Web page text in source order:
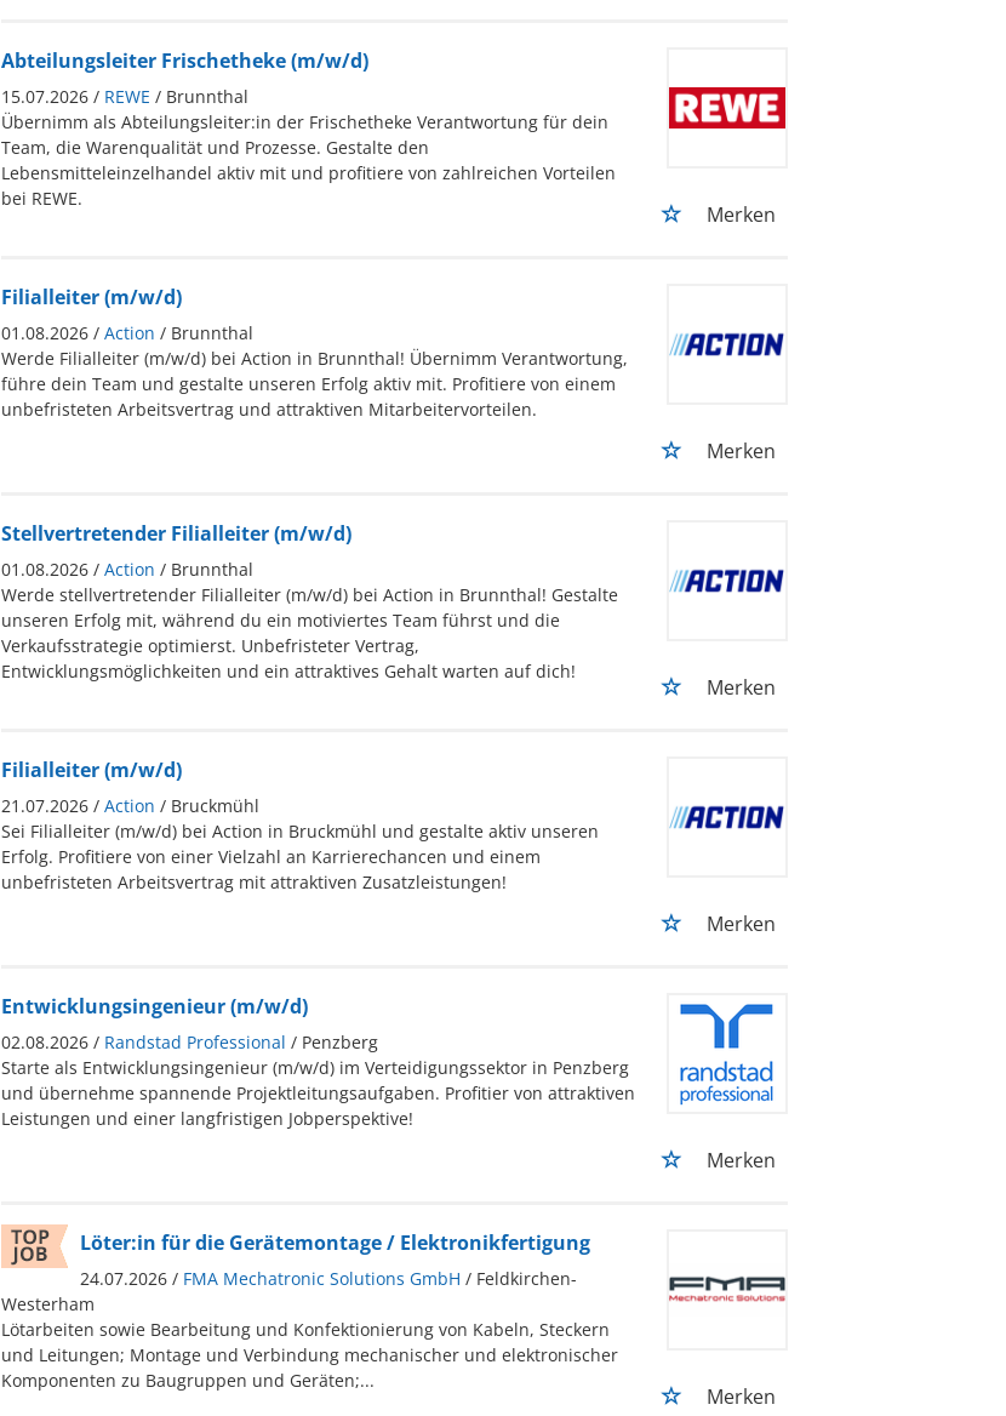
Abteilungsleiter Frischetheke (m/w/d)
15.07.2026 / REWE / Brunnthal
Übernimm als Abteilungsleiter:in der Frischetheke Verantwortung für dein
Team, die Warenqualität und Prozesse. Gestalte den
Lebensmitteleinzelhandel aktiv mit und profitiere von zahlreichen Vorteilen
bei REWE.
Merken
Filialleiter (m/w/d)
01.08.2026 / Action / Brunnthal
Werde Filialleiter (m/w/d) bei Action in Brunnthal! Übernimm Verantwortung,
führe dein Team und gestalte unseren Erfolg aktiv mit. Profitiere von einem
unbefristeten Arbeitsvertrag und attraktiven Mitarbeitervorteilen.
Merken
Stellvertretender Filialleiter (m/w/d)
01.08.2026 / Action / Brunnthal
Werde stellvertretender Filialleiter (m/w/d) bei Action in Brunnthal! Gestalte
unseren Erfolg mit, während du ein motiviertes Team führst und die
Verkaufsstrategie optimierst. Unbefristeter Vertrag,
Entwicklungsmöglichkeiten und ein attraktives Gehalt warten auf dich!
Merken
Filialleiter (m/w/d)
21.07.2026 / Action / Bruckmühl
Sei Filialleiter (m/w/d) bei Action in Bruckmühl und gestalte aktiv unseren
Erfolg. Profitiere von einer Vielzahl an Karrierechancen und einem
unbefristeten Arbeitsvertrag mit attraktiven Zusatzleistungen!
Merken
Entwicklungsingenieur (m/w/d)
02.08.2026 / Randstad Professional / Penzberg
Starte als Entwicklungsingenieur (m/w/d) im Verteidigungssektor in Penzberg
und übernehme spannende Projektleitungsaufgaben. Profitier von attraktiven
Leistungen und einer langfristigen Jobperspektive!
Merken
Löter:in für die Gerätemontage / Elektronikfertigung
24.07.2026 / FMA Mechatronic Solutions GmbH / Feldkirchen-
Westerham
Lötarbeiten sowie Bearbeitung und Konfektionierung von Kabeln, Steckern
und Leitungen; Montage und Verbindung mechanischer und elektronischer
Komponenten zu Baugruppen und Geräten;...
Merken